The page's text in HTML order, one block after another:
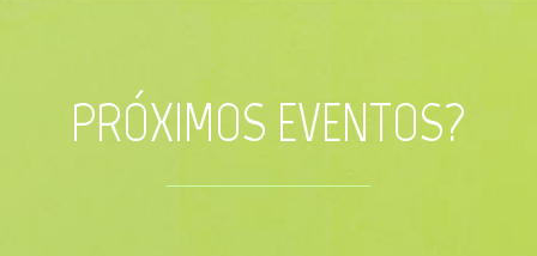
PRÓXIMOS EVENTOS?